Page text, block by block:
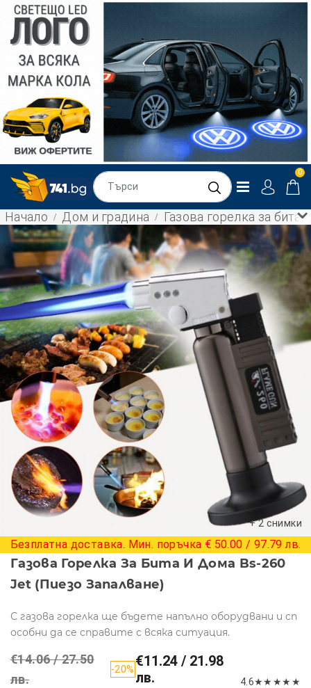
0
Начало Дом и градина Газова горелка за
+ 2 снимки
Безплатна доставка. Мин. поръчка € 50.00 / 97.79 лв.
Газова Горелка За Бита И Дома Bs-260
Jet (пиезо Запалване)
С газова горелка ще бъдете напълно оборудвани и сп
особни да се справите с всяка ситуация.
€14.06 / 27.50
лв.
-20%€11.24 / 21.98
лв.
4.6★★ ★★ ★